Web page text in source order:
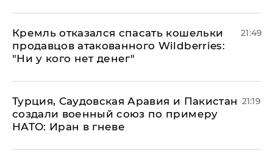
Кремль отказался спасать кошельки
продавцов атакованного Wildberries:
"Ни у кого нет денег"
21:49
Турция, Саудовская Аравия и Пакистан
создали военный союз по примеру
НАТО: Иран в гневе
21:19